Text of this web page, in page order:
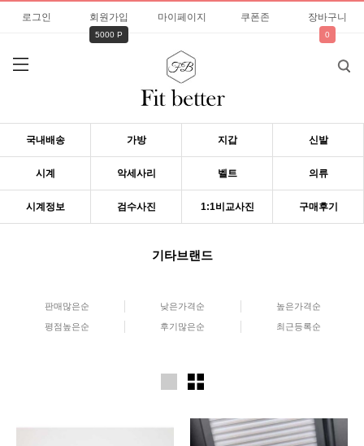
로그인 회원가입
5000 P
마이페이지 쿠폰존 장바구니
0
국내배송 가방 지갑 신발
시계 악세사리 벨트 의류
시계정보 검수사진 1:1비교사진 구매후기
기타브랜드
판매많은순 낮은가격순 높은가격순
평점높은순 후기많은순 최근등록순